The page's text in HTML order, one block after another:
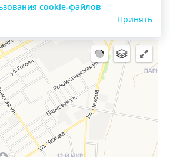
cookie-файлов
Принять